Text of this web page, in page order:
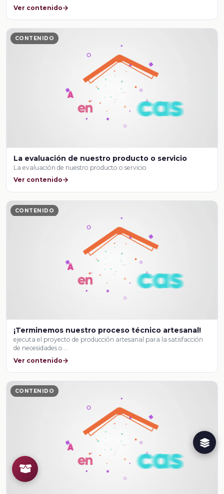
Ver contenido
CONTENIDO
La evaluación de nuestro producto o servicio
La evaluación de nuestro producto o servicio
Ver contenido
CONTENIDO
¡Terminemos nuestro proceso técnico artesanal!
ejecuta el proyecto de producción artesanal para la satisfacción
de necesidades o …
Ver contenido
CONTENIDO